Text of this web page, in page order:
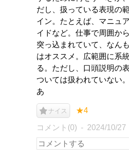
だし、扱っている表現の
イン。たとえば、マニュ
イドなど。仕事で周囲か
突っ込まれていて、なん
はオススメ。広範囲に系
る。ただし、口頭説明の
ついては扱われていない
あ
ナイス ★4
コメント(0) 2024/10/27